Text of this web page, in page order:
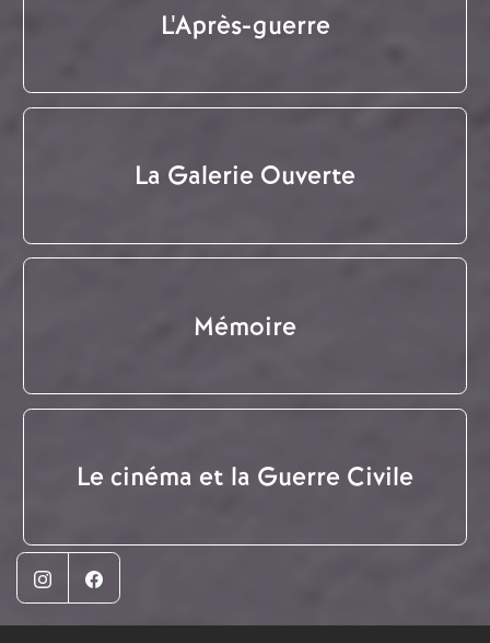
L'Après-guerre
La Galerie Ouverte
Mémoire
Le cinéma et la Guerre Civile
InstagramFacebook